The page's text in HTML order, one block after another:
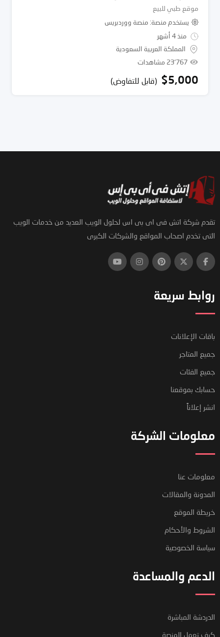
موقع طبي للبيع
يستخدم منصة منصة ووردبريس
منذ 4 أشهر
المملكة العربية السعودية
23٬767 مشاهدات
$5,000 (قابل للتفاوض)
تقدم شركة اتش فى اى بى اس لحلول الويب العديد من خدمات الويب
التى تخدم اصحاب المواقع والشركات الكبرى
روابط سريعة
باقات الإعلانات
جميع المتاجر
جميع الفئات
حسابك بموقعنا
انشر إعلاناً
معلومات الشركة
معلومات عنا
المدونة والمقالات
خريطة الموقع
الشروط والأحكام
سياسة الخصوصية
الدعم والمساعدة
الدردشة المباشرة
كيف تعمل المنصة
فريق دعم العملاء لدينا هنا للإجابة